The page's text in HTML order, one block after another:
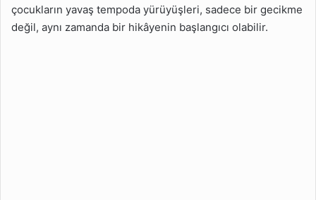
Endişelenmeli?
Geç Yürüyen Çocuklar
çocukların yavaş tempoda yürüyüşleri, sadece bir gecikme
değil, aynı zamanda bir hikâyenin başlangıcı olabilir.